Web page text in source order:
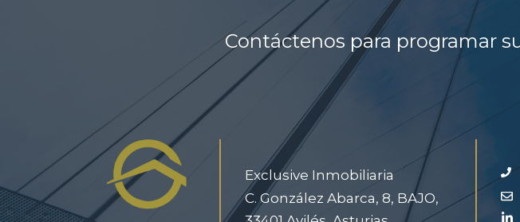
Contáctenos para programar
Exclusive Inmobiliaria
C. González Abarca, 8, BAJO,